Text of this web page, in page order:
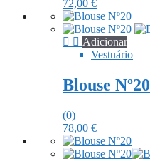
72,00 €
Adicionar
Vestuário
Blouse Nº20
(0)
78,00 €